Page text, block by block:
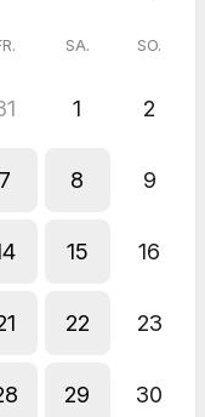
SA. SO.
1 2
7 8 9
15 16
22 23
29 30